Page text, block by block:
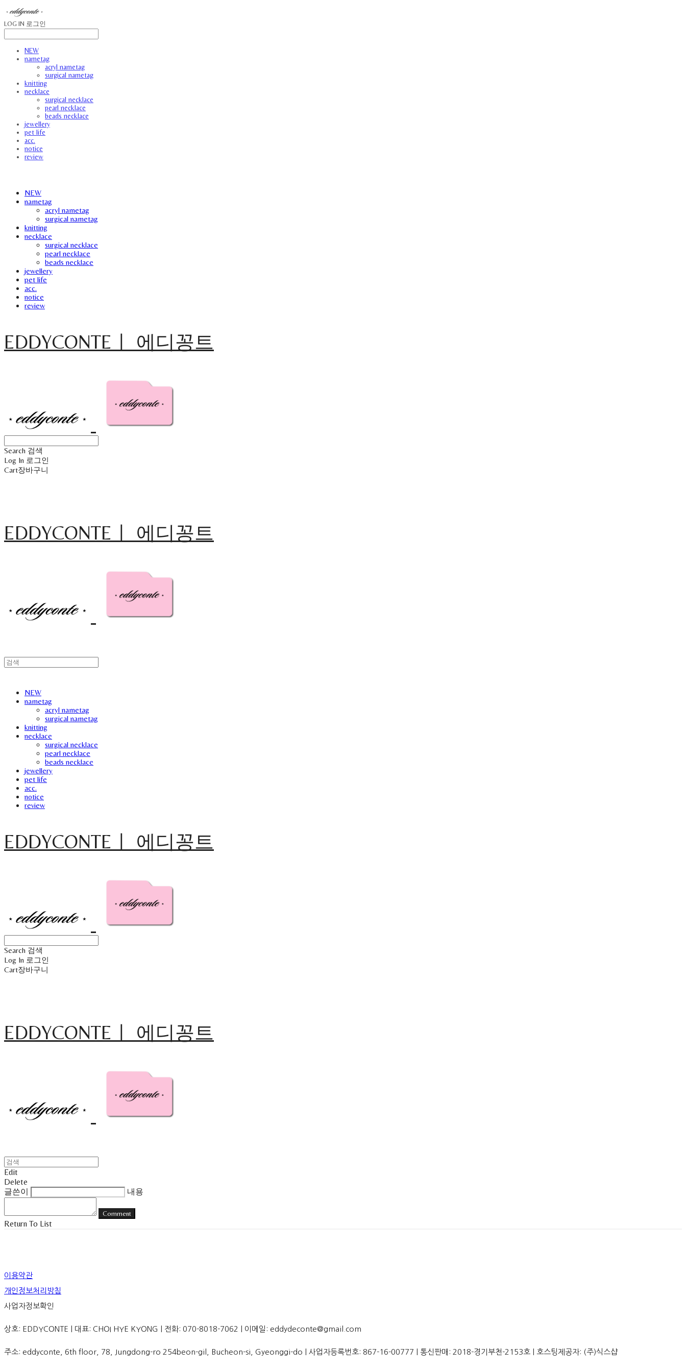
LOG IN 로그인
NEW
nametag
acryl nametag
surgical nametag
knitting
necklace
surgical necklace
pearl necklace
beads necklace
jewellery
pet life
acc.
notice
review
NEW
nametag
acryl nametag
surgical nametag
knitting
necklace
surgical necklace
pearl necklace
beads necklace
jewellery
pet life
acc.
notice
review
EDDYCONTEㅣ 에디꽁트
Search 검색
Log In 로그인
Cart장바구니
EDDYCONTEㅣ 에디꽁트
NEW
nametag
acryl nametag
surgical nametag
knitting
necklace
surgical necklace
pearl necklace
beads necklace
jewellery
pet life
acc.
notice
review
EDDYCONTEㅣ 에디꽁트
Search 검색
Log In 로그인
Cart장바구니
EDDYCONTEㅣ 에디꽁트
Edit
Delete
글쓴이
내용
Comment
Return To List
이용약관
개인정보처리방침
사업자정보확인
상호: EDDYCONTE | 대표: CHOI HYE KYONG | 전화: 070-8018-7062 | 이메일: eddydeconte@gmail.com
주소: eddyconte, 6th floor, 78, Jungdong-ro 254beon-gil, Bucheon-si, Gyeonggi-do | 사업자등록번호: 867-16-00777 | 통신판매: 2018-경기부천-2153호 | 호스팅제공자: (주)식스샵